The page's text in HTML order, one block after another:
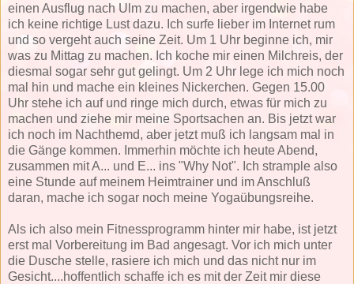
einen Ausflug nach Ulm zu machen, aber irgendwie habe
ich keine richtige Lust dazu. Ich surfe lieber im Internet rum
und so vergeht auch seine Zeit. Um 1 Uhr beginne ich, mir
was zu Mittag zu machen. Ich koche mir einen Milchreis, der
diesmal sogar sehr gut gelingt. Um 2 Uhr lege ich mich noch
mal hin und mache ein kleines Nickerchen. Gegen 15.00
Uhr stehe ich auf und ringe mich durch, etwas für mich zu
machen und ziehe mir meine Sportsachen an. Bis jetzt war
ich noch im Nachthemd, aber jetzt muß ich langsam mal in
die Gänge kommen. Immerhin möchte ich heute Abend,
zusammen mit A... und E... ins "Why Not". Ich strample also
eine Stunde auf meinem Heimtrainer und im Anschluß
daran, mache ich sogar noch meine Yogaübungsreihe.
Als ich also mein Fitnessprogramm hinter mir habe, ist jetzt
erst mal Vorbereitung im Bad angesagt. Vor ich mich unter
die Dusche stelle, rasiere ich mich und das nicht nur im
Gesicht....hoffentlich schaffe ich es mit der Zeit mir diese